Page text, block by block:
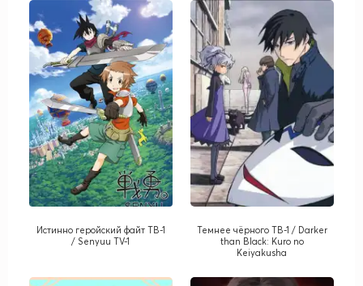
Истинно геройский файт ТВ-1
/ Senyuu TV-1
Темнее чёрного ТВ-1 / Darker
than Black: Kuro no
Keiyakusha